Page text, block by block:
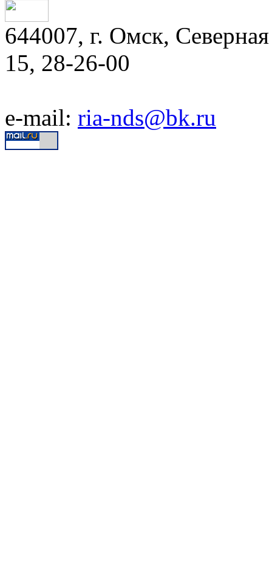
644007, г. Омск,
15, 28-26-00
e-mail: ria-nds@bk.ru